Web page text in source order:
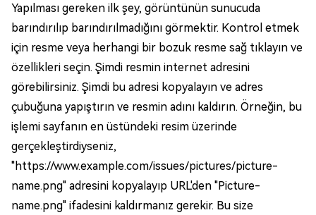
Yapılması gereken ilk şey, görüntünün sunucuda
barındırılıp barındırılmadığını görmektir. Kontrol etmek
için resme veya herhangi bir bozuk resme sağ tıklayın ve
özellikleri seçin. Şimdi resmin internet adresini
görebilirsiniz. Şimdi bu adresi kopyalayın ve adres
çubuğuna yapıştırın ve resmin adını kaldırın. Örneğin, bu
işlemi sayfanın en üstündeki resim üzerinde
gerçekleştirdiyseniz,
"https://www.example.com/issues/pictures/picture-
name.png" adresini kopyalayıp URL'den "Picture-
name.png" ifadesini kaldırmanız gerekir. Bu size